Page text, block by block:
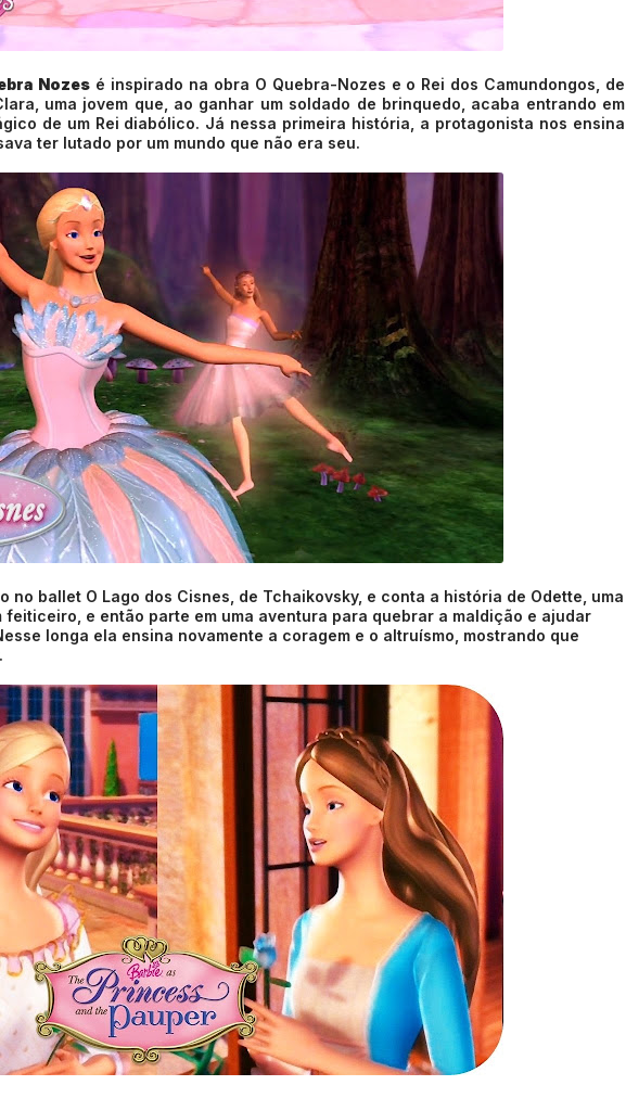
Nozes é inspirado na obra O Quebra-Nozes e o Rei dos Camundongos, de
uma jovem que, ao ganhar um soldado de brinquedo, acaba entrando em
de um Rei diabólico. Já nessa primeira história, a protagonista nos ensina
ter lutado por um mundo que não era seu.
no ballet O Lago dos Cisnes, de Tchaikovsky, e conta a história de Odette, uma
feiticeiro, e então parte em uma aventura para quebrar a maldição e ajudar
longa ela ensina novamente a coragem e o altruísmo, mostrando que